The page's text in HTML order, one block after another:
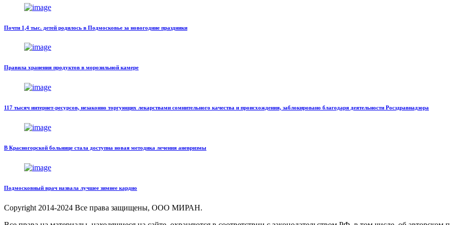
Почти 1,4 тыс. детей родилось в Подмосковье за новогодние праздники
Правила хранения продуктов в морозильной камере
117 тысяч интернет-ресурсов, незаконно торгующих лекарствами сомнительного качества и происхождения, заблокировано благодаря деятельности Росздравнадзора
В Красногорской больнице стала доступна новая методика лечения аневризмы
Подмосковный врач назвала лучшее зимнее кардио
Copyright 2014-2024 Все права защищены, ООО МИРАН.